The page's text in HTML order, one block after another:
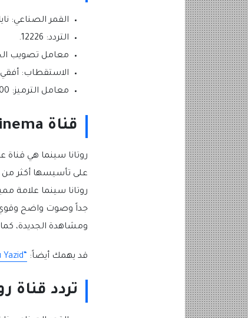
القمر الصناعي:
التردد: 12226.
معامل تصويب
الاستقطاب:
معامل الترميز: 27500.
قناة Rotana Cinema روتانا سينما
روتانا سينما علامة
جداً وصوت واضح وقوي
ومشاهدة الجديدة،
قد يهمك أيضاً:
تردد قناة